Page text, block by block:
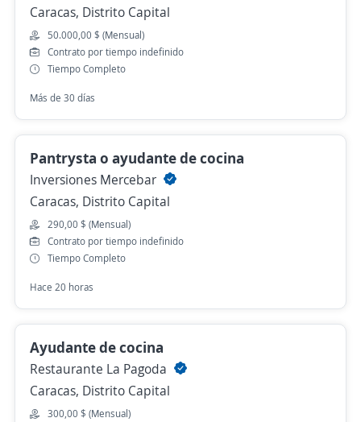
Caracas, Distrito Capital
50.000,00 $ (Mensual)
Contrato por tiempo indefinido
Tiempo Completo
Más de 30 días
Pantrysta o ayudante de cocina
Inversiones Mercebar
Caracas, Distrito Capital
290,00 $ (Mensual)
Contrato por tiempo indefinido
Tiempo Completo
Hace 20 horas
Ayudante de cocina
Restaurante La Pagoda
Caracas, Distrito Capital
300,00 $ (Mensual)